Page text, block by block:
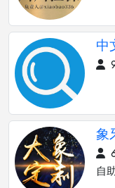
中
象
自